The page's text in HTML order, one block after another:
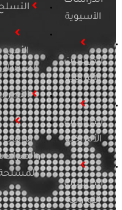
الآسيوية
الدراسات
الأفريقية
الدراسات
الأمريكية
الدراسات
الأوروبية
التسلح
الأمن
السيبراني
التطرف
الإرهاب
والصراعات
المسلحة